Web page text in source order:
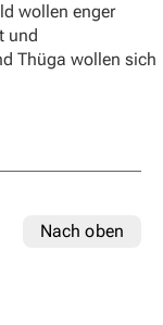
wollen enger
und
Thüga wollen sich
Nach oben